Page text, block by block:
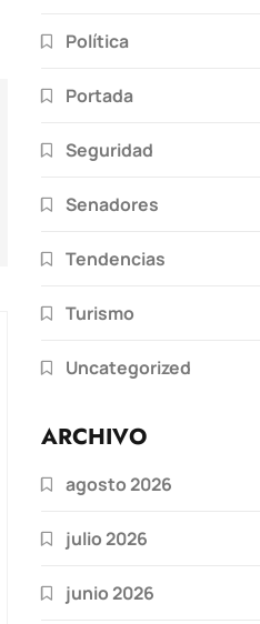
Política
Portada
Seguridad
Senadores
Tendencias
Turismo
Uncategorized
ARCHIVO
agosto 2026
julio 2026
junio 2026